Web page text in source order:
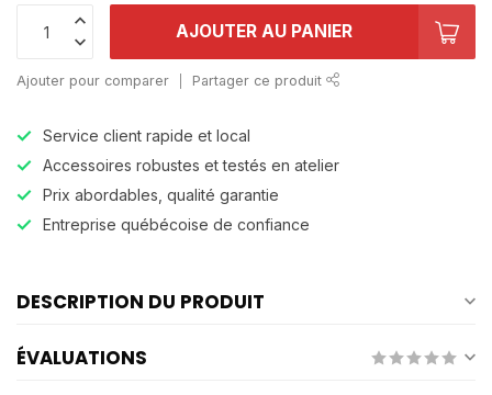
AJOUTER AU PANIER
Ajouter pour comparer Partager ce produit
Service client rapide et local
Accessoires robustes et testés en atelier
Prix abordables, qualité garantie
Entreprise québécoise de confiance
DESCRIPTION DU PRODUIT
ÉVALUATIONS